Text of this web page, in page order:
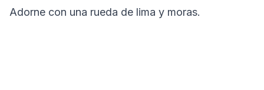
Adorne con una rueda de lima y moras.